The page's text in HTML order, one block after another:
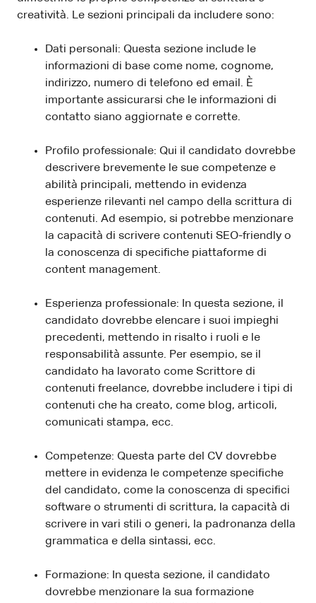
creatività. Le sezioni principali da includere sono:
Dati personali: Questa sezione include le
informazioni di base come nome, cognome,
indirizzo, numero di telefono ed email. È
importante assicurarsi che le informazioni di
contatto siano aggiornate e corrette.
Profilo professionale: Qui il candidato dovrebbe
descrivere brevemente le sue competenze e
abilità principali, mettendo in evidenza
esperienze rilevanti nel campo della scrittura di
contenuti. Ad esempio, si potrebbe menzionare
la capacità di scrivere contenuti SEO-friendly o
la conoscenza di specifiche piattaforme di
content management.
Esperienza professionale: In questa sezione, il
candidato dovrebbe elencare i suoi impieghi
precedenti, mettendo in risalto i ruoli e le
responsabilità assunte. Per esempio, se il
candidato ha lavorato come Scrittore di
contenuti freelance, dovrebbe includere i tipi di
contenuti che ha creato, come blog, articoli,
comunicati stampa, ecc.
Competenze: Questa parte del CV dovrebbe
mettere in evidenza le competenze specifiche
del candidato, come la conoscenza di specifici
software o strumenti di scrittura, la capacità di
scrivere in vari stili o generi, la padronanza della
grammatica e della sintassi, ecc.
Formazione: In questa sezione, il candidato
dovrebbe menzionare la sua formazione